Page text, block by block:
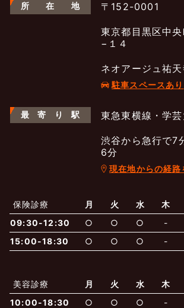
当院からのお知
最新医療トピック
はじめての方へ
医師の紹介
保険での診療
よくあるご質
一般診療 美
所 在 地 〒152-0001
東京都目黒区中
−１４
ネオアージュ祐天
駐車スペースあり
最 寄 り 駅 東急東横線・学
渋谷から急行で7
6分
現在地からの経路
保険診療 月 火 水 木
09:30-12:30
○ ○ ○ -
15:00-18:30
○ ○ ○ -
美容診療 月 火 水 木
10:00-18:30
○ ○ ○ -